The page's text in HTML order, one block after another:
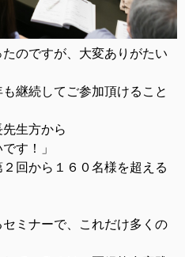
のですが、大変ありがたい
継続してご参加頂けること
生方から
す！」
回から１６０名様を超える
セミナーで、これだけ多くの